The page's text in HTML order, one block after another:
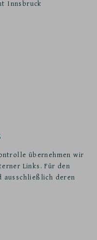
Innsbruck
übernehmen wir
Links. Für den
deren